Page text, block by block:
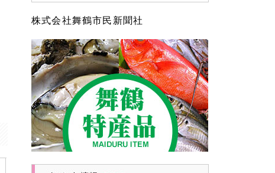
株式会社舞鶴市民新聞社